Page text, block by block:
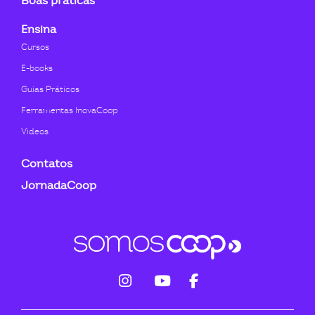
Ensina
Cursos
E-books
Guias Práticos
Ferramentas InovaCoop
Videos
Contatos
JornadaCoop